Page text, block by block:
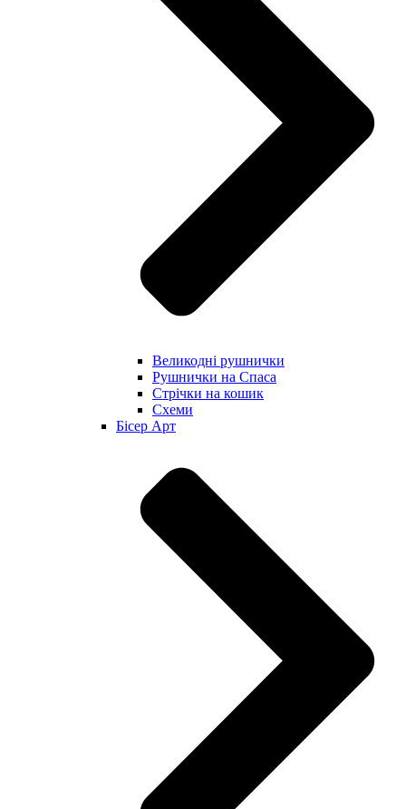
Великодні рушнички
Рушнички на Спаса
Стрічки на кошик
Схеми
Бісер Арт